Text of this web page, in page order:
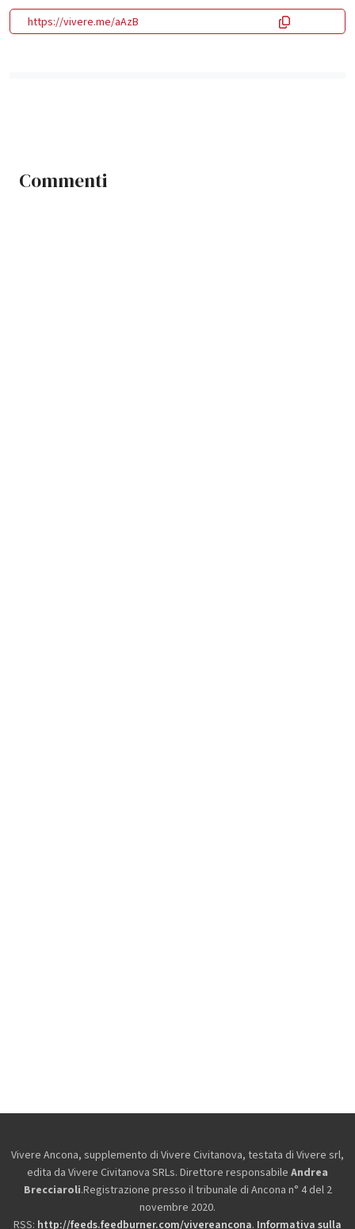
https://vivere.me/aAzB
Commenti
Vivere Ancona, supplemento di Vivere Civitanova, testata di Vivere srl,
edita da Vivere Civitanova SRLs. Direttore responsabile Andrea
Brecciaroli.Registrazione presso il tribunale di Ancona n° 4 del 2
novembre 2020.
RSS: http://feeds.feedburner.com/vivereancona. Informativa sulla